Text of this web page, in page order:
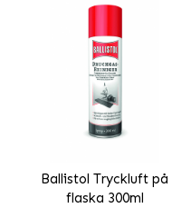
Ballistol Tryckluft på
flaska 300ml